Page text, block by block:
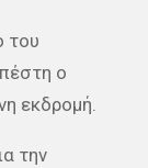
του
ο
εκδρομή.
την